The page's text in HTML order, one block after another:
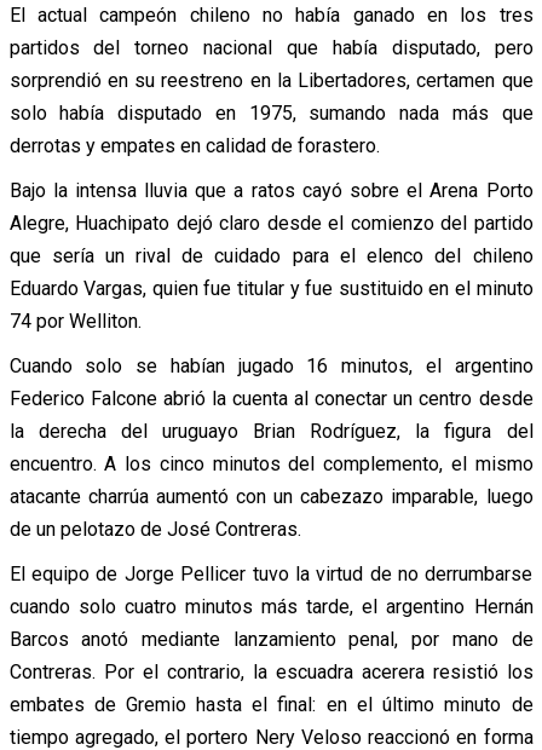
El actual campeón chileno no había ganado en los tres
partidos del torneo nacional que había disputado, pero
sorprendió en su reestreno en la Libertadores, certamen que
solo había disputado en 1975, sumando nada más que
derrotas y empates en calidad de forastero.
Bajo la intensa lluvia que a ratos cayó sobre el Arena Porto
Alegre, Huachipato dejó claro desde el comienzo del partido
que sería un rival de cuidado para el elenco del chileno
Eduardo Vargas, quien fue titular y fue sustituido en el minuto
74 por Welliton.
Cuando solo se habían jugado 16 minutos, el argentino
Federico Falcone abrió la cuenta al conectar un centro desde
la derecha del uruguayo Brian Rodríguez, la figura del
encuentro. A los cinco minutos del complemento, el mismo
atacante charrúa aumentó con un cabezazo imparable, luego
de un pelotazo de José Contreras.
El equipo de Jorge Pellicer tuvo la virtud de no derrumbarse
cuando solo cuatro minutos más tarde, el argentino Hernán
Barcos anotó mediante lanzamiento penal, por mano de
Contreras. Por el contrario, la escuadra acerera resistió los
embates de Gremio hasta el final: en el último minuto de
tiempo agregado, el portero Nery Veloso reaccionó en forma